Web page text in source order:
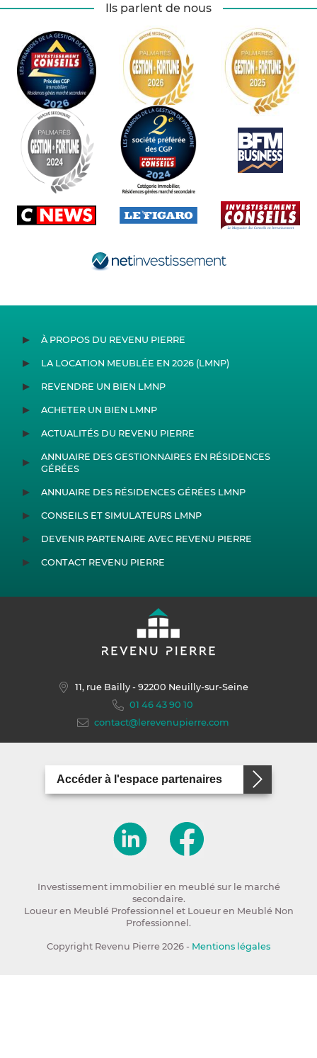
Ils parlent de nous
À PROPOS DU REVENU PIERRE
LA LOCATION MEUBLÉE EN 2026 (LMNP)
REVENDRE UN BIEN LMNP
ACHETER UN BIEN LMNP
ACTUALITÉS DU REVENU PIERRE
ANNUAIRE DES GESTIONNAIRES EN RÉSIDENCES
GÉRÉES
ANNUAIRE DES RÉSIDENCES GÉRÉES LMNP
CONSEILS ET SIMULATEURS LMNP
DEVENIR PARTENAIRE AVEC REVENU PIERRE
CONTACT REVENU PIERRE
11, rue Bailly- 92200 Neuilly-sur-Seine
01 46 43 90 10
contact@lerevenupierre.com
Accéder à l'espace partenaires
Investissement immobilier en meublé sur le marché
secondaire.
Loueur en Meublé Professionnel et Loueur en Meublé Non
Professionnel.
Copyright Revenu Pierre 2026 - Mentions légales